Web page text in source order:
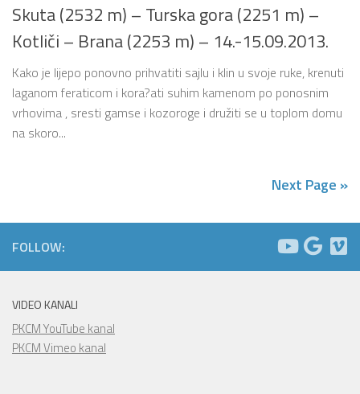
Skuta (2532 m) – Turska gora (2251 m) –
Kotliči – Brana (2253 m) – 14.-15.09.2013.
Kako je lijepo ponovno prihvatiti sajlu i klin u svoje ruke, krenuti
laganom feraticom i kora?ati suhim kamenom po ponosnim
vrhovima , sresti gamse i kozoroge i družiti se u toplom domu
na skoro...
Next Page »
FOLLOW:
VIDEO KANALI
PKCM YouTube kanal
PKCM Vimeo kanal